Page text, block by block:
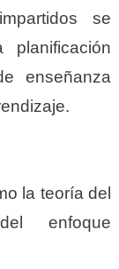
se
enseñanza
la teoría del
enfoque